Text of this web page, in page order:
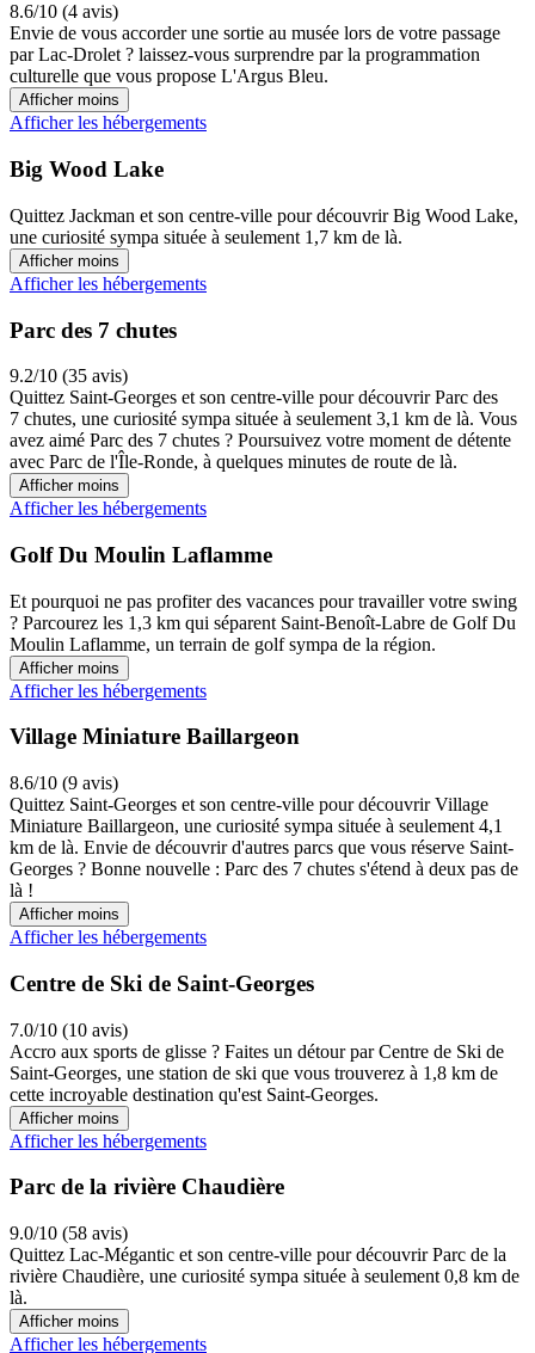
8.6/10 (4 avis)
Envie de vous accorder une sortie au musée lors de votre passage
par Lac-Drolet ? laissez-vous surprendre par la programmation
culturelle que vous propose L'Argus Bleu.
Afficher moins
Afficher les hébergements
Big Wood Lake
Quittez Jackman et son centre-ville pour découvrir Big Wood Lake,
une curiosité sympa située à seulement 1,7 km de là.
Afficher moins
Afficher les hébergements
Parc des 7 chutes
9.2/10 (35 avis)
Quittez Saint-Georges et son centre-ville pour découvrir Parc des
7 chutes, une curiosité sympa située à seulement 3,1 km de là. Vous
avez aimé Parc des 7 chutes ? Poursuivez votre moment de détente
avec Parc de l'Île-Ronde, à quelques minutes de route de là.
Afficher moins
Afficher les hébergements
Golf Du Moulin Laflamme
Et pourquoi ne pas profiter des vacances pour travailler votre swing
? Parcourez les 1,3 km qui séparent Saint-Benoît-Labre de Golf Du
Moulin Laflamme, un terrain de golf sympa de la région.
Afficher moins
Afficher les hébergements
Village Miniature Baillargeon
8.6/10 (9 avis)
Quittez Saint-Georges et son centre-ville pour découvrir Village
Miniature Baillargeon, une curiosité sympa située à seulement 4,1
km de là. Envie de découvrir d'autres parcs que vous réserve Saint-
Georges ? Bonne nouvelle : Parc des 7 chutes s'étend à deux pas de
là !
Afficher moins
Afficher les hébergements
Centre de Ski de Saint-Georges
7.0/10 (10 avis)
Accro aux sports de glisse ? Faites un détour par Centre de Ski de
Saint-Georges, une station de ski que vous trouverez à 1,8 km de
cette incroyable destination qu'est Saint-Georges.
Afficher moins
Afficher les hébergements
Parc de la rivière Chaudière
9.0/10 (58 avis)
Quittez Lac-Mégantic et son centre-ville pour découvrir Parc de la
rivière Chaudière, une curiosité sympa située à seulement 0,8 km de
là.
Afficher moins
Afficher les hébergements